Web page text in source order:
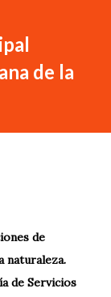
de la
de
naturaleza.
de Servicios